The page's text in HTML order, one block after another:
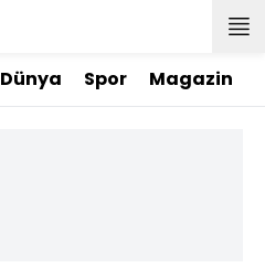
Dünya Spor Magazin